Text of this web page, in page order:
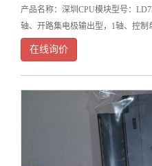
产品名称：深圳CPU模块型号：
轴、开路集电极输出型，1轴、控制
轴、至大脉冲输出200kpps、40-针
在线询价